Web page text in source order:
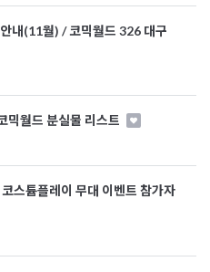
내(11월) / 코믹월드 326 대구
믹월드 분실물 리스트
스튬플레이 무대 이벤트 참가자